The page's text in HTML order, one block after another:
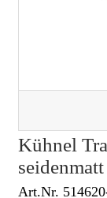
Kühnel
Art.Nr.